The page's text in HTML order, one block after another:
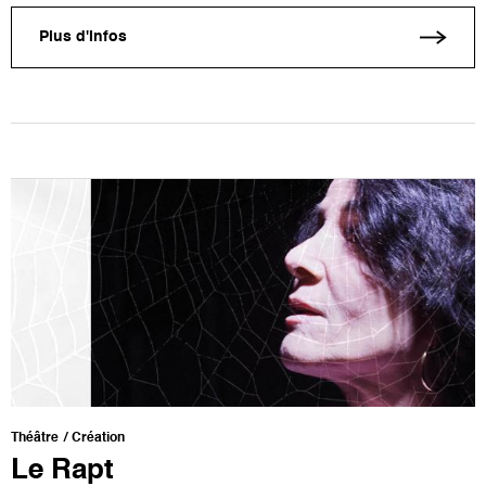
Plus d'infos
Théâtre Création
Le Rapt